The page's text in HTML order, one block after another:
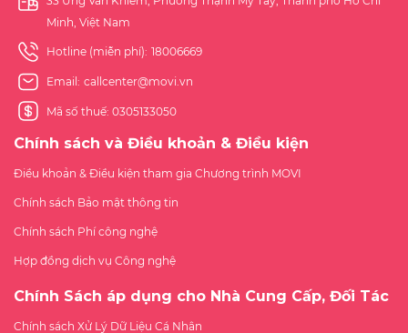
Minh, Việt Nam
Hotline (miễn phí): 18006669
Email: callcenter@movi.vn
Mã số thuế: 0305133050
Chính sách và Điều khoản & Điều kiện
Điều khoản & Điều kiện tham gia Chương trình MOVI
Chính sách Bảo mật thông tin
Chính sách Phí công nghệ
Hợp đồng dịch vụ Công nghệ
Chính Sách áp dụng cho Nhà Cung Cấp, Đối Tác
Chính sách Xử Lý Dữ Liệu Cá Nhân